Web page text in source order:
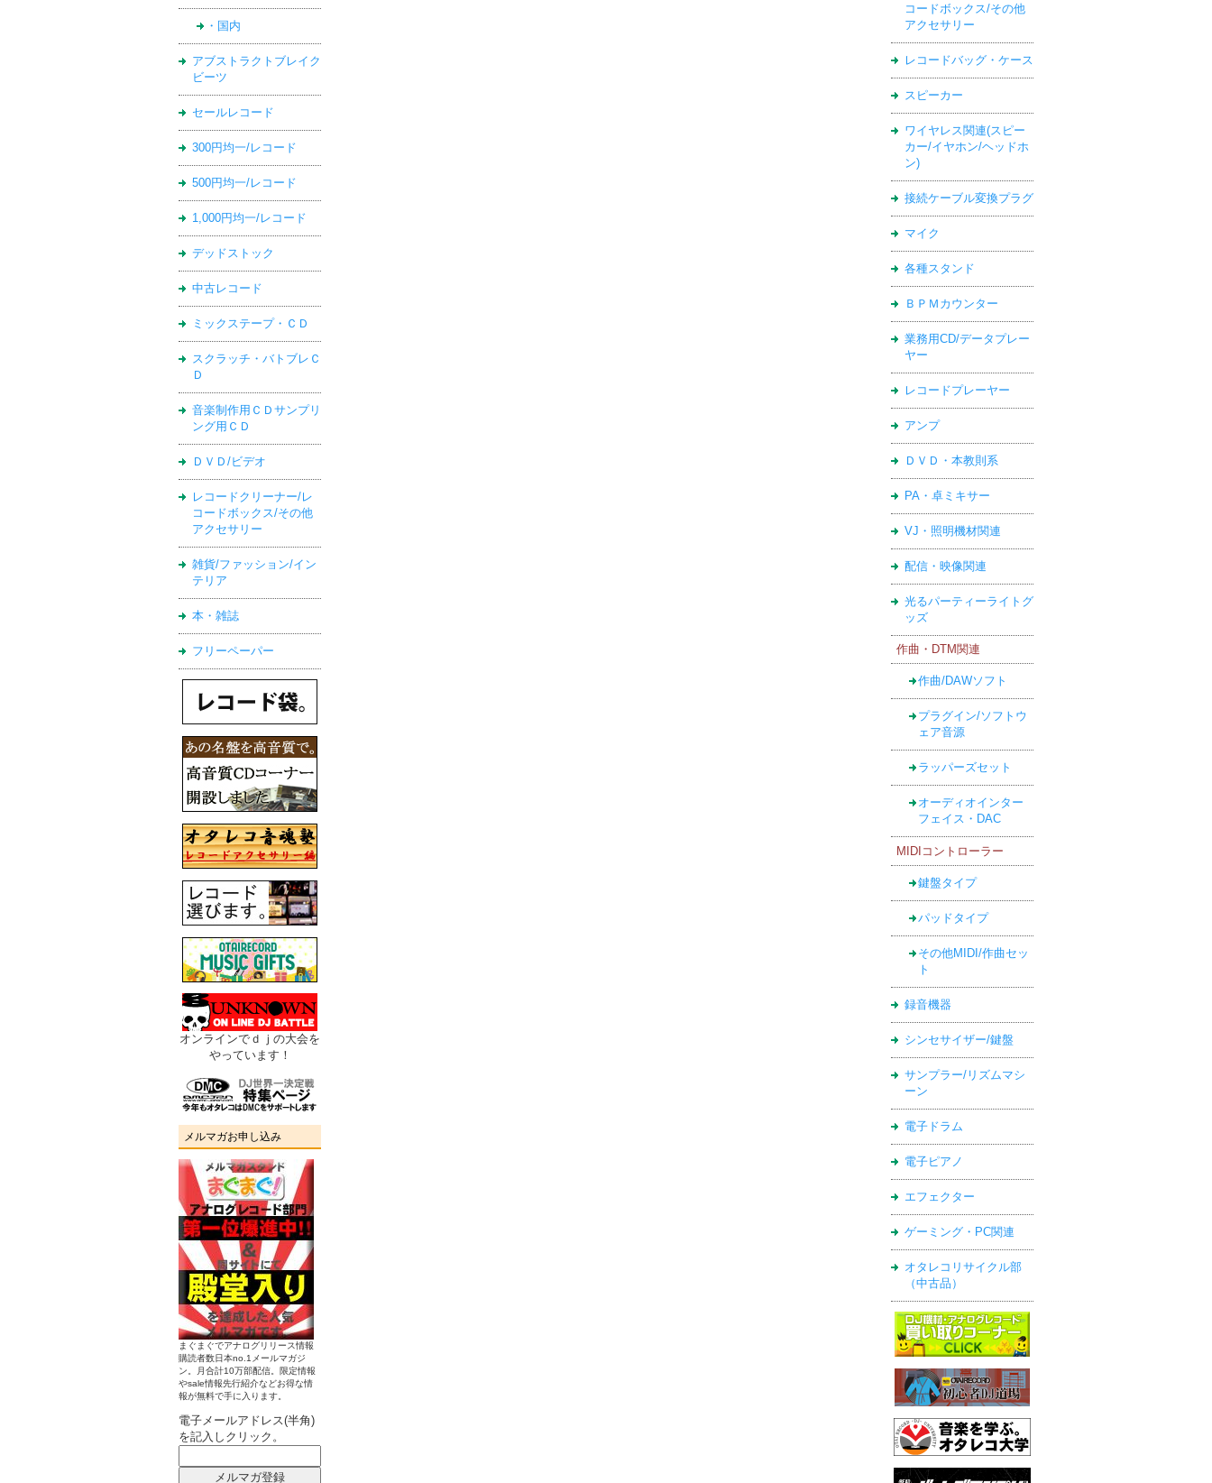
・国内
アブストラクトブレイク
ビーツ
セールレコード
300円均一/レコード
500円均一/レコード
1,000円均一/レコード
デッドストック
中古レコード
ミックステープ・ＣＤ
スクラッチ・バトブレＣ
Ｄ
音楽制作用ＣＤサンプリ
ング用ＣＤ
ＤＶＤ/ビデオ
レコードクリーナー/レ
コードボックス/その他
アクセサリー
雑貨/ファッション/イン
テリア
本・雑誌
フリーペーパー
オンラインでｄｊの大会を
やっています！
メルマガお申し込み
まぐまぐでアナログリリース情報
購読者数日本no.1メールマガジ
ン。月合計10万部配信。限定情報
やsale情報先行紹介などお得な情
報が無料で手に入ります。
電子メールアドレス(半角)
を記入しクリック。
コードボックス/その他
アクセサリー
レコードバッグ・ケース
スピーカー
ワイヤレス関連(スピー
カー/イヤホン/ヘッドホ
ン)
接続ケーブル変換プラグ
マイク
各種スタンド
ＢＰＭカウンター
業務用CD/データプレー
ヤー
レコードプレーヤー
アンプ
ＤＶＤ・本教則系
PA・卓ミキサー
VJ・照明機材関連
配信・映像関連
光るパーティーライトグ
ッズ
作曲・DTM関連
作曲/DAWソフト
プラグイン/ソフトウ
ェア音源
ラッパーズセット
オーディオインター
フェイス・DAC
MIDIコントローラー
鍵盤タイプ
パッドタイプ
その他MIDI/作曲セッ
ト
録音機器
シンセサイザー/鍵盤
サンプラー/リズムマシ
ーン
電子ドラム
電子ピアノ
エフェクター
ゲーミング・PC関連
オタレコリサイクル部
（中古品）